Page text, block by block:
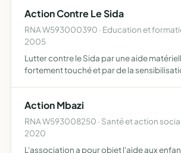
Action Contre Le Sida
RNA W593000390 · Education et
2005
Lutter contre le Sida par une aide
fortement touché et par de la
Action Mbazi
RNA W593008250 · Santé et action
2020
L'association a pour objet l'aide aux